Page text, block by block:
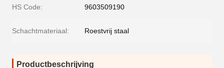
HS Code: 9603509190
Schachtmateriaal: Roestvrij staal
Productbeschrijving